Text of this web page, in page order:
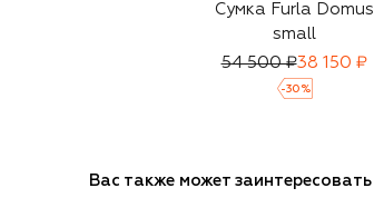
Сумка Furla Domus
small
54 500 ₽38 150 ₽
-30 %
Вас также может заинтересовать